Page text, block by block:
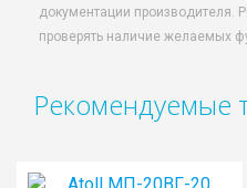
документации производителя.
проверять наличие желаемых
Рекомендуемые